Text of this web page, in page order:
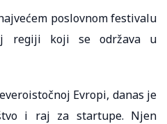
poslovnom festivalu
regiji koji se održava u
Evropi, danas je
i raj za startupe. Njen